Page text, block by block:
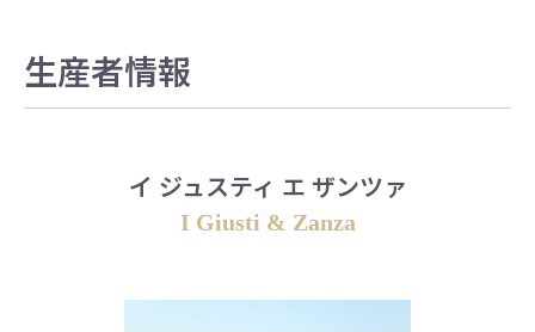
生産者情報
イ ジュスティ エ ザンツァ
I Giusti & Zanza